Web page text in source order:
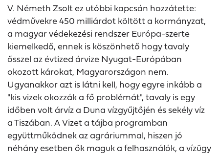
V. Németh Zsolt ez utóbbi kapcsán hozzátette:
védművekre 450 milliárdot költött a kormányzat,
a magyar védekezési rendszer Európa-szerte
kiemelkedő, ennek is köszönhető hogy tavaly
ősszel az évtized árvize Nyugat-Európában
okozott károkat, Magyarországon nem.
Ugyanakkor azt is látni kell, hogy egyre inkább a
"kis vizek okozzák a fő problémát", tavaly is egy
időben volt árvíz a Duna vízgyűjtőjén és sekély víz
a Tiszában. A Vizet a tájba programban
együttműködnek az agráriummal, hiszen jó
néhány esetben ők maguk a felhasználók, a vízügy